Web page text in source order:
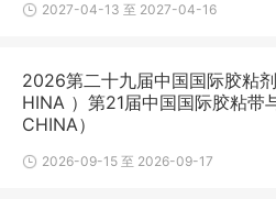
2027-04-13 至 2027-04-16
2026第二十九届中国国际胶粘
HINA ）第21届中国国际胶粘带
CHINA）
2026-09-15 至 2026-09-17